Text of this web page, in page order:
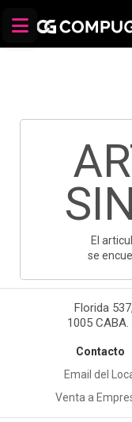
El
se
Florida
1005
Contacto
Email del
Venta a